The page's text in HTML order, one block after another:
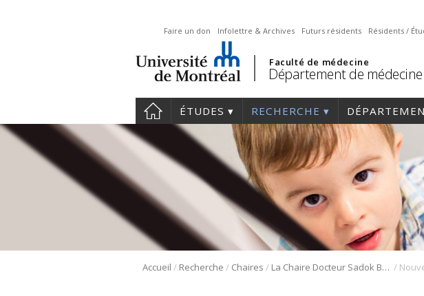
Faire un don Infolettre & Archives Futurs résidents Résidents /
Faculté de médecine
Département de
ÉTUDES RECHERCHE
Accueil / Recherche / Chaires / La Chaire Docteur Sadok Besrour /